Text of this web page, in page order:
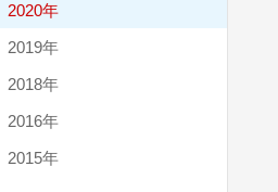
2020年
2019年
2018年
2016年
2015年